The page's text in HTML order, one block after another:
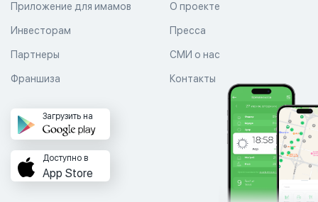
Приложение для имамов О проекте
Пресса
СМИ о нас
Контакты
Инвесторам
Партнеры
Франшиза
Загрузить на
Доступно в
App Store